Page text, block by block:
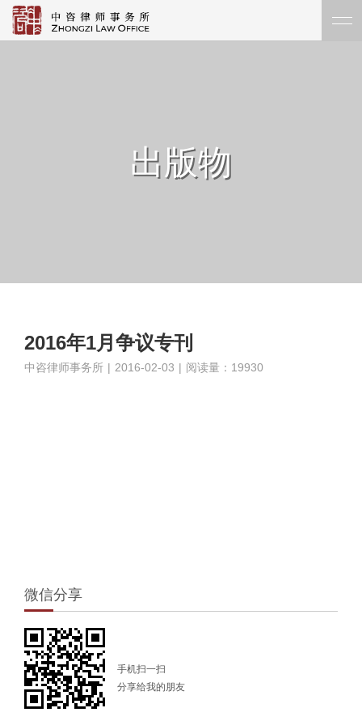
出版物
2016年1月争议专刊
中咨律师事务所 | 2016-02-03 | 阅读量：19930
微信分享
手机扫一扫
分享给我的朋友